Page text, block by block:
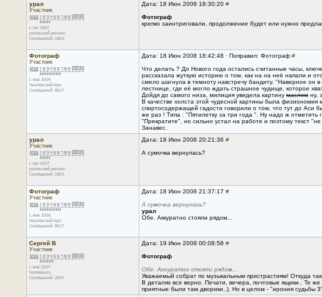
урал
Участник
с окт 2007
уральский регион
Сообщений: 1863
Дата: 18 Июн 2008 18:30:20 #
Фотограф
крепко заинтриговали, продолжение будет или нужно
Фотограф
Участник
с янв 2006
Чкаловский-Круг
Сообщений: 8617
Дата: 18 Июн 2008 18:42:48 · Поправил: Фотограф #
Что делать ? До Нового года остались считанные часы,
рассказала жуткую историю о том, как на на неё напали и
смело шагнула в темноту навстречу бандиту. "Наверное он
лестнице, где её могло ждать страшное чудище, которое
Дойдя до самого низа, милиция увидела картинумасломну,
В качестве холста этой чудесной картины была физиономия
спиртосодержащей гадости говорили о том, что тут до Аси
же раз ! Типа : "Пятилетку за три года ". Ну надо ж отметить
"Прекратите", но сильно устал на работе и поэтому текст
Занавес.
урал
Участник
с окт 2007
уральский регион
Сообщений: 1863
Дата: 18 Июн 2008 20:21:36 #
А сумочка вернулась?
Фотограф
Участник
с янв 2006
Чкаловский-Круг
Сообщений: 8617
Дата: 18 Июн 2008 21:37:17 #
А сумочка вернулась?
урал
Обе. Аккуратно стояли рядом...
Сергей В
Участник
с янв 2007
Челябинск
Сообщений: 2847
Дата: 19 Июн 2008 00:08:58 #
Фотограф
Обе. Аккуратно стояли рядом...
Уважаемый собрат по музыкальным пристрастиям! Откуда
В деталях все верно. Печати, вечера, почтовые ящики.. Те
приятные были там дворики..). Но в целом - "ирония судьбы